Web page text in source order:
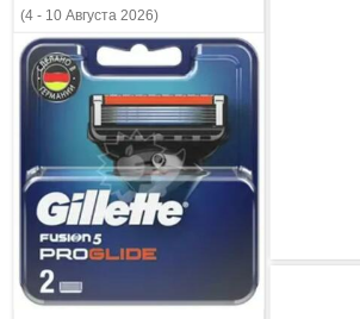
(4 - 10 Августа 2026)